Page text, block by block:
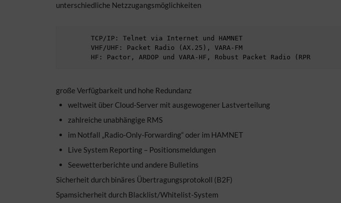
unterschiedliche Netzzugangsmöglichkeiten
große Verfügbarkeit und hohe Redundanz
weltweit über Cloud-Server mit ausgewogener Lastverteilung
zahlreiche unabhängige RMS
im Notfall „Radio-Only-Forwarding“ oder im HAMNET
Live System Reporting – Positionsmeldungen
Seewetterberichte und andere Bulletins
Sicherheit durch binäres Übertragungsprotokoll (B2F)
Spamsicherheit durch Blacklist/Whitelist-System